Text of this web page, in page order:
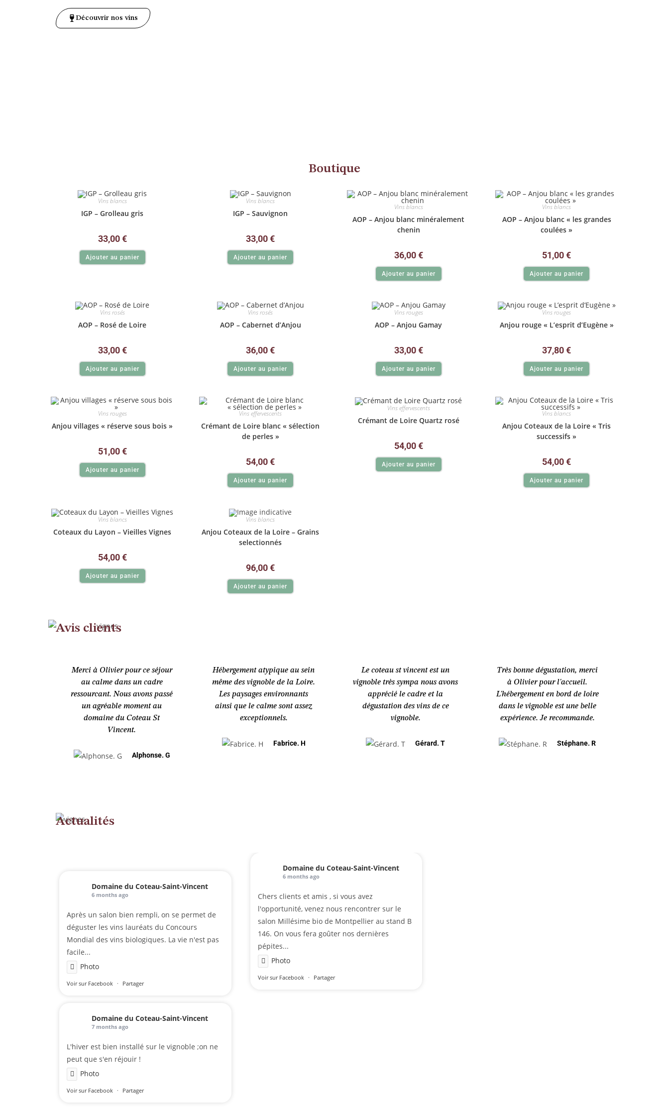
Découvrir nos vins
Boutique
Vins blancs
IGP – Grolleau gris
33,00€
Ajouter au panier
Vins blancs
IGP – Sauvignon
33,00€
Ajouter au panier
Vins blancs
AOP – Anjou blanc minéralement
chenin
36,00€
Ajouter au panier
Vins blancs
AOP – Anjou blanc « les grandes
coulées »
51,00€
Ajouter au panier
Vins rosés
AOP – Rosé de Loire
33,00€
Ajouter au panier
Vins rosés
AOP – Cabernet d’Anjou
36,00€
Ajouter au panier
Vins rouges
AOP – Anjou Gamay
33,00€
Ajouter au panier
Vins rouges
Anjou rouge « L’esprit d’Eugène »
37,80€
Ajouter au panier
Vins rouges
Anjou villages « réserve sous bois »
51,00€
Ajouter au panier
Vins effervescents
Crémant de Loire blanc « sélection
de perles »
54,00€
Ajouter au panier
Vins effervescents
Crémant de Loire Quartz rosé
54,00€
Ajouter au panier
Vins blancs
Anjou Coteaux de la Loire « Tris
successifs »
54,00€
Ajouter au panier
Vins blancs
Coteaux du Layon – Vieilles Vignes
54,00€
Ajouter au panier
Vins blancs
Anjou Coteaux de la Loire – Grains
selectionnés
96,00€
Ajouter au panier
Avis clients
Merci à Olivier pour ce séjour
au calme dans un cadre
ressourcant. Nous avons passé
un agréable moment au
domaine du Coteau St
Vincent.
Alphonse. G
Hébergement atypique au sein
même des vignoble de la Loire.
Les paysages environnants
ainsi que le calme sont assez
exceptionnels.
Fabrice. H
Le coteau st vincent est un
vignoble très sympa nous avons
apprécié le cadre et la
dégustation des vins de ce
vignoble.
Gérard. T
Très bonne dégustation, merci
à Olivier pour l'accueil.
L'hébergement en bord de loire
dans le vignoble est une belle
expérience. Je recommande.
Stéphane. R
Actualités
Domaine du Coteau-Saint-Vincent
6 months ago
Après un salon bien rempli, on se permet de
déguster les vins lauréats du Concours
Mondial des vins biologiques. La vie n'est pas
facile...
Photo
Voir sur Facebook · Partager
Domaine du Coteau-Saint-Vincent
6 months ago
Chers clients et amis , si vous avez
l'opportunité, venez nous rencontrer sur le
salon Millésime bio de Montpellier au stand B
146. On vous fera goûter nos dernières
pépites...
Photo
Voir sur Facebook · Partager
Domaine du Coteau-Saint-Vincent
7 months ago
L'hiver est bien installé sur le vignoble ;on ne
peut que s'en réjouir !
Photo
Voir sur Facebook · Partager